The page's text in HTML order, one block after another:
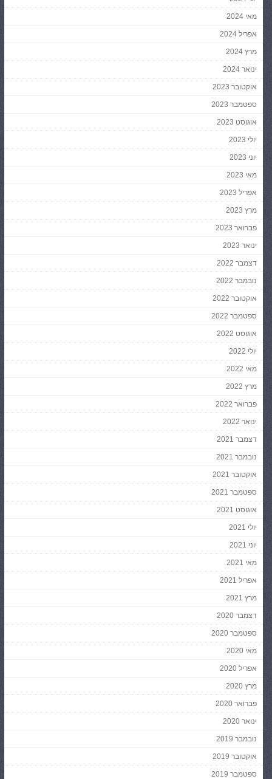
מאי 2024
אפריל 2024
מרץ 2024
ינואר 2024
אוקטובר 2023
ספטמבר 2023
אוגוסט 2023
יולי 2023
יוני 2023
מאי 2023
אפריל 2023
מרץ 2023
פברואר 2023
ינואר 2023
דצמבר 2022
נובמבר 2022
אוקטובר 2022
ספטמבר 2022
אוגוסט 2022
יולי 2022
מאי 2022
מרץ 2022
פברואר 2022
ינואר 2022
דצמבר 2021
נובמבר 2021
אוקטובר 2021
ספטמבר 2021
אוגוסט 2021
יולי 2021
יוני 2021
מאי 2021
אפריל 2021
מרץ 2021
דצמבר 2020
ספטמבר 2020
מאי 2020
אפריל 2020
מרץ 2020
פברואר 2020
ינואר 2020
נובמבר 2019
אוקטובר 2019
ספטמבר 2019